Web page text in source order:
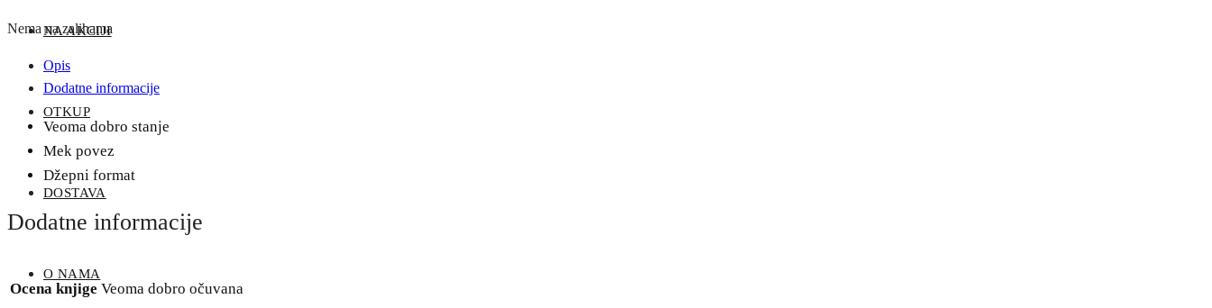
NA AKCIJI
OTKUP
DOSTAVA
O NAMA
Nema na zalihama
Opis
Dodatne informacije
Veoma dobro stanje
Mek povez
Džepni format
Dodatne informacije
Ocena knjige Veoma dobro očuvana